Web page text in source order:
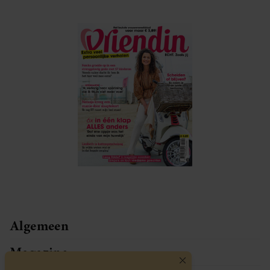
Algemeen
Magazine